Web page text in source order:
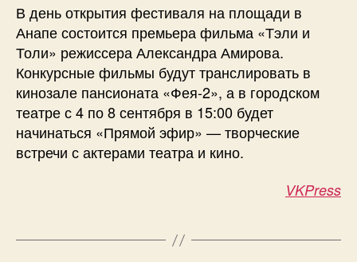
В день открытия фестиваля на площади в
Анапе состоится премьера фильма «Тэли и
Толи» режиссера Александра Амирова.
Конкурсные фильмы будут транслировать в
кинозале пансионата «Фея-2», а в городском
театре с 4 по 8 сентября в 15:00 будет
начинаться «Прямой эфир» — творческие
встречи с актерами театра и кино.
VKPress